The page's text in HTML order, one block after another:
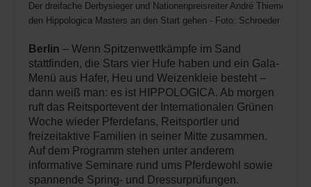
Der dreifache Derbysieger und Nationenpreisreiter André Thieme wird
den Hippologica Masters an den Start gehen - Foto: Schroeder
Berlin – Wenn Spitzenwettkämpfe im Sand
stattfinden, die Stars vier Hufe haben und ein Gala-
Menü aus Hafer, Heu und Weizenkleie besteht –
dann weiß man: es ist HIPPOLOGICA. Ab morgen
ruft das Reitsportevent der Internationalen Grünen
Woche wieder Pferdefans, Reitsportler und
freizeitaktive Familien in seiner Mitte zusammen.
Auf dem Programm stehen unter anderem
informative Seminare rund ums Pferdewohl sowie
spannende Spring- und Dressurprüfungen.